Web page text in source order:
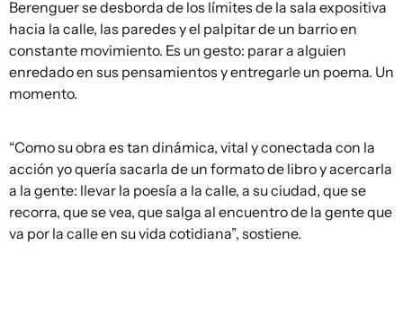
Berenguer se desborda de los límites de la sala expositiva
hacia la calle, las paredes y el palpitar de un barrio en
constante movimiento. Es un gesto: parar a alguien
enredado en sus pensamientos y entregarle un poema. Un
momento.
“Como su obra es tan dinámica, vital y conectada con la
acción yo quería sacarla de un formato de libro y acercarla
a la gente: llevar la poesía a la calle, a su ciudad, que se
recorra, que se vea, que salga al encuentro de la gente que
va por la calle en su vida cotidiana”, sostiene.